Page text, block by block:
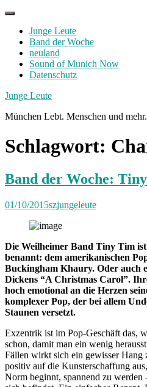
Skip
contentJunge Leute
Band der Woche
neuland
Sound of Munich Now
Datenschutz
Facebook
Twitter
Instagram
Junge Leute
München Lebt. Menschen und mehr.
Schlagwort:
Band der Woche:
01/10/2015szjungeleute
Die Weilheimer Band Tiny Tim
benannt: dem amerikanischen
Buckingham Khaury. Oder auch
Dickens “A Christmas Carol”.
hoch emotional an die Herzen
komplexer Pop, der bei allem
Staunen versetzt.
Exzentrik ist im Pop-Geschäft das,
schon, damit man ein wenig
Fällen wirkt sich ein gewisser Hang
positiv auf die Kunsterschaffung
Norm beginnt, spannend zu